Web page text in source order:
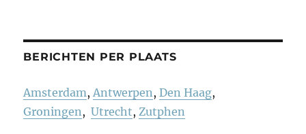
BERICHTEN PER PLAATS
Amsterdam,Antwerpen,Den Haag,
Groningen,Utrecht,Zutphen